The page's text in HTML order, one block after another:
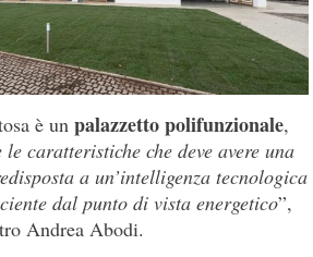
è unpalazzetto polifunzionale,
le caratteristiche che deve avere una
a un’intelligenza tecnologica
dal punto di vista energetico”,
Andrea Abodi.